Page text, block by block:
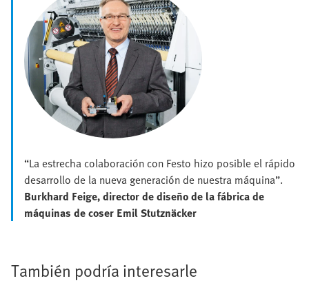
“La estrecha colaboración con Festo hizo posible el rápido
desarrollo de la nueva generación de nuestra máquina”.
Burkhard Feige, director de diseño de la fábrica de
máquinas de coser Emil Stutznäcker
También podría interesarle